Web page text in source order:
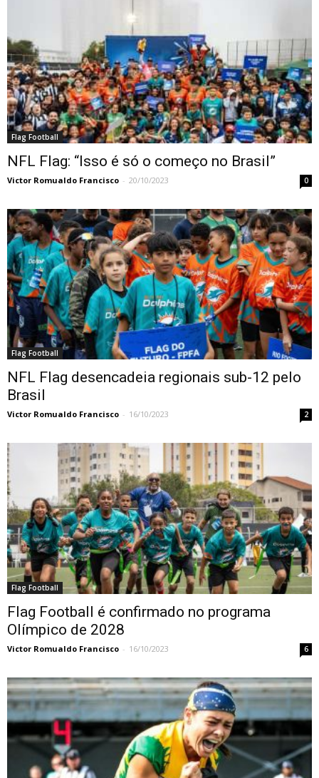
Flag Football
NFL Flag: “Isso é só o começo no Brasil”
Victor Romualdo Francisco - 20/10/2023 0
Flag Football
NFL Flag desencadeia regionais sub-12 pelo
Brasil
Victor Romualdo Francisco - 16/10/2023 2
Flag Football
Flag Football é confirmado no programa
Olímpico de 2028
Victor Romualdo Francisco - 16/10/2023 6